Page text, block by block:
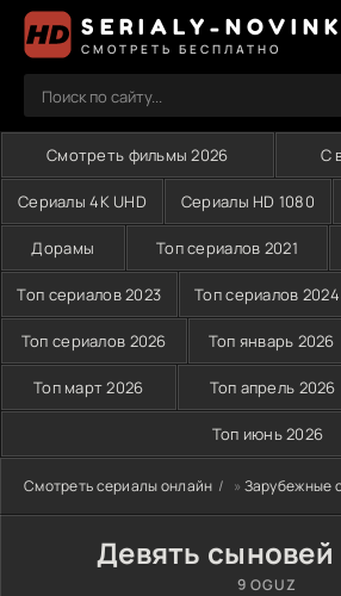
SERIALY-
СМОТРЕТЬ БЕСПЛАТНО
Смотреть фильмы 2026 С
Сериалы 4K UHD Сериалы HD 1080
Дорамы Топ сериалов 2021
Топ сериалов 2023 Топ сериалов 2024
Топ сериалов 2026 Топ январь 2026
Топ март 2026 Топ апрель 2026
Топ июнь 2026
Смотреть сериалы онлайн » Зарубежные
Девять
9 OGUZ